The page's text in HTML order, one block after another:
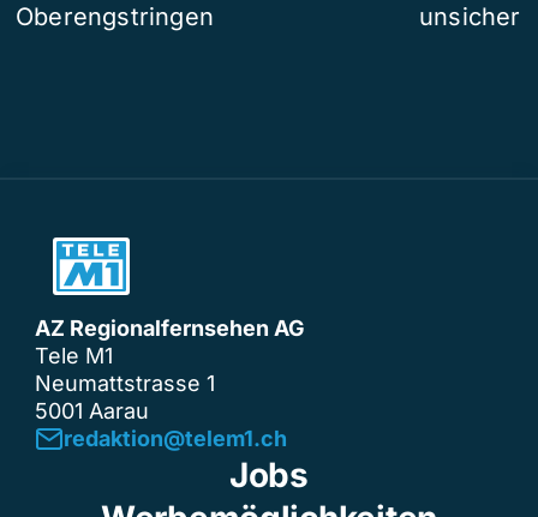
Oberengstringen
unsicher
AZ Regionalfernsehen AG
Tele M1
Neumattstrasse 1
5001 Aarau
redaktion@telem1.ch
Jobs